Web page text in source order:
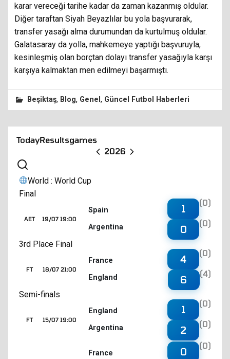
karar vereceği tarihe kadar da zaman kazanmış oldular.
Diğer taraftan Siyah Beyazlılar bu yola başvurarak,
transfer yasağı alma durumundan da kurtulmuş oldular.
Galatasaray da yolla, mahkemeye yaptığı başvuruyla,
kesinleşmiş olan borçtan dolayı transfer yasağıyla karşı
karşıya kalmaktan men edilmeyi başarmıştı.
Beşiktaş, Blog, Genel, Güncel Futbol Haberleri
TodayResultsgames
2026
World : World Cup
Final
19/07 19:00
AET
Spain
Argentina
1
(0)
0
(0)
3rd Place Final
18/07 21:00
FT
France
England
4
(0)
6
(4)
Semi-finals
15/07 19:00
FT
England
Argentina
1
(0)
2
(0)
France 0
(0)